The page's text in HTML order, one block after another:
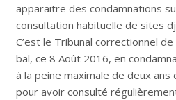
apparaitre des condamnations
consultation habituelle de sites
C’est le Tribunal correctionnel
bal, ce 8 Août 2016, en
à la peine maximale de deux
pour avoir consulté